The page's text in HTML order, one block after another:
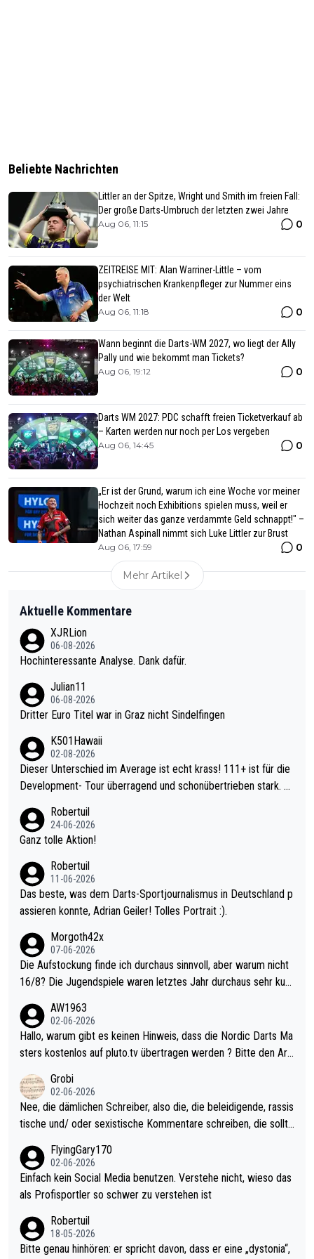
Beliebte Nachrichten
Littler an der Spitze, Wright und Smith im freien Fall:
Der große Darts-Umbruch der letzten zwei Jahre
Aug 06, 11:15 0
ZEITREISE MIT: Alan Warriner-Little – vom
psychiatrischen Krankenpfleger zur Nummer eins
der Welt
Aug 06, 11:18 0
Wann beginnt die Darts-WM 2027, wo liegt der Ally
Pally und wie bekommt man Tickets?
Aug 06, 19:12 0
Darts WM 2027: PDC schafft freien Ticketverkauf ab
– Karten werden nur noch per Los vergeben
Aug 06, 14:45 0
„Er ist der Grund, warum ich eine Woche vor meiner
Hochzeit noch Exhibitions spielen muss, weil er
sich weiter das ganze verdammte Geld schnappt!" –
Nathan Aspinall nimmt sich Luke Littler zur Brust
Aug 06, 17:59 0
Mehr Artikel
Aktuelle Kommentare
XJRLion
06-08-2026
Hochinteressante Analyse. Dank dafür.
Julian11
06-08-2026
Dritter Euro Titel war in Graz nicht Sindelfingen
K501Hawaii
02-08-2026
Dieser Unterschied im Average ist echt krass! 111+ ist für die
Development- Tour überragend und schonübertrieben stark. U
mal 40+ erst recht. Da gewinnst keinen Blumentopf - ist ja noc
h krasser wie ein Pokalspiel eines Kreisligisten vs einem Bund
Robertuil
24-06-2026
Ganz tolle Aktion!
Robertuil
11-06-2026
Das beste, was dem Darts-Sportjournalismus in Deutschland p
assieren konnte, Adrian Geiler! Tolles Portrait :).
Morgoth42x
07-06-2026
Die Aufstockung finde ich durchaus sinnvoll, aber warum nicht
16/8? Die Jugendspiele waren letztes Jahr durchaus sehr kurz
Allerdings ist Mitchell Lawrie als Nummer 1 der Welt eh qualifi
ziert. Somit ändert die automatische Qualifikation des Weltmei
sters erstmal nichts. Ich denke sie wollen damit für nächstes J
ohl wenig WDF Turniere spielen. Dies war bei Archie Self letzt
es Jahr der Fall. Er musste als amtierender Weltmeister durch
den Qualifier und ich glaube kaum, dass Mitchel sich das (in Ve
el hat.
AW1963
02-06-2026
Hallo, warum gibt es keinen Hinweis, dass die Nordic Darts Ma
sters kostenlos auf pluto.tv übertragen werden ? Bitte den Arti
Grobi
02-06-2026
Nee, die dämlichen Schreiber, also die, die beleidigende, rassis
tische und/ oder sexistische Kommentare schreiben, die sollte
s Leben in den Griff kriegen. Nur eins wundert mich: Luke Little
r war doch neulich erst derjenige, der über Social Media GvV p
rovoziert hat. Und Littlers Mutter schießt öfters mal gegen Ric
FlyingGary170
02-06-2026
Einfach kein Social Media benutzen. Verstehe nicht, wieso das
als Profisportler so schwer zu verstehen ist
Robertuil
18-05-2026
Bitte genau hinhören: er spricht davon, dass er eine „dystonia“,